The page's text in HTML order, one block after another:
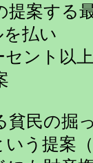
案する
払い
ント以
民の掘
う提案